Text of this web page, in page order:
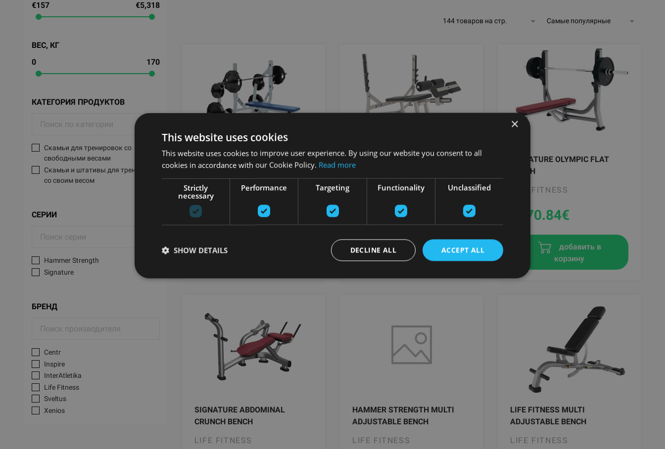
€157
€5,318
ВЕС, КГ
0
170
КАТЕГОРИЯ ПРОДУКТОВ
Скамьи для тренировок со
свободными весами
Скамьи и штативы для тренировок
со своим весом
СЕРИИ
Hammer Strength
Signature
БРЕНД
Centr
Inspire
InterAtletika
Life Fitness
Sveltus
Xenios
144 товаров на стр. Самые популярные
HAMMER STRENGTH OLYMPIC
LIFE FITNESS
1173.34
HAMMER STRENGTH OLYMPIC
LIFE FITNESS
3232.31€
добавить в
корзину
SIGNATURE OLYMPIC FLAT
BENCH
LIFE FITNESS
1770.84€
добавить в
корзину
SIGNATURE ABDOMINAL
CRUNCH BENCH
LIFE FITNESS
HAMMER STRENGTH MULTI
ADJUSTABLE BENCH
LIFE FITNESS
LIFE FITNESS MULTI
ADJUSTABLE BENCH
LIFE FITNESS
×
This website uses cookies
This website uses cookies to improve user experience. By using our website you consent to all
cookies in accordance with our Cookie Policy. Read more
Strictly
necessary
Performance Targeting Functionality Unclassified
ACCEPT ALL
DECLINE ALL
SHOW DETAILS